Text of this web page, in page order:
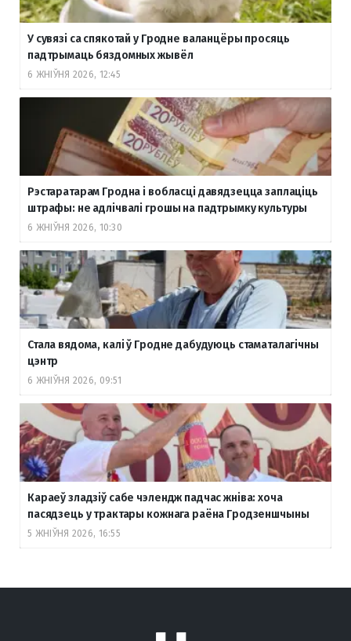
У сувязі са спякотай у Гродне валанцёры просяць
падтрымаць бяздомных жывёл
6 ЖНІЎНЯ 2026, 12:45
Рэстаратарам Гродна і вобласці давядзецца заплаціць
штрафы: не адлічвалі грошы на падтрымку культуры
6 ЖНІЎНЯ 2026, 10:30
Стала вядома, калі ў Гродне дабудуюць стаматалагічны
цэнтр
6 ЖНІЎНЯ 2026, 09:51
Караеў зладзіў сабе чэлендж падчас жніва: хоча
пасядзець у трактары кожнага раёна Гродзеншчыны
5 ЖНІЎНЯ 2026, 16:55